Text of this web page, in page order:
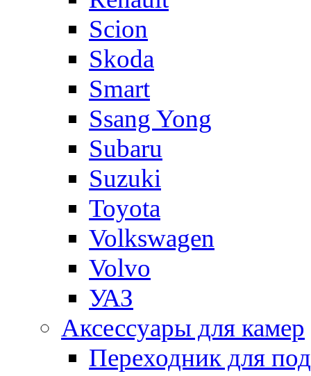
Scion
Skoda
Smart
Ssang Yong
Subaru
Suzuki
Toyota
Volkswagen
Volvo
УАЗ
Аксессуары для камер
Переходник для